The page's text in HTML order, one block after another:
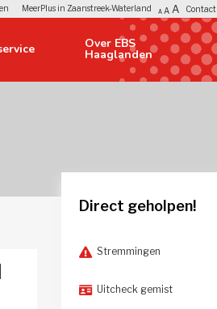
MeerPlus in Zaanstreek-Waterland A A A Contact
Over EBS
Haaglanden
Direct geholpen!
Stremmingen
Uitcheck gemist